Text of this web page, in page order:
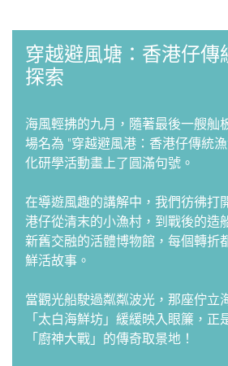
穿越避風塘：香港仔傳
探索
海風輕拂的九月，隨著最後一艘舢
場名為 "穿越避風港：香港仔傳統
化研學活動畫上了圓滿句號。
在導遊風趣的講解中，我們彷彿打
港仔從清末的小漁村，到戰後的造
新舊交融的活體博物館，每個轉折
鮮活故事。
當觀光船駛過粼粼波光，那座佇立
「太白海鮮坊」緩緩映入眼簾，正
「廚神大戰」的傳奇取景地！